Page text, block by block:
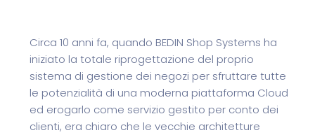
Circa 10 anni fa, quando BEDIN Shop Systems ha
iniziato la totale riprogettazione del proprio
sistema di gestione dei negozi per sfruttare tutte
le potenzialità di una moderna piattaforma Cloud
ed erogarlo come servizio gestito per conto dei
clienti, era chiaro che le vecchie architetture